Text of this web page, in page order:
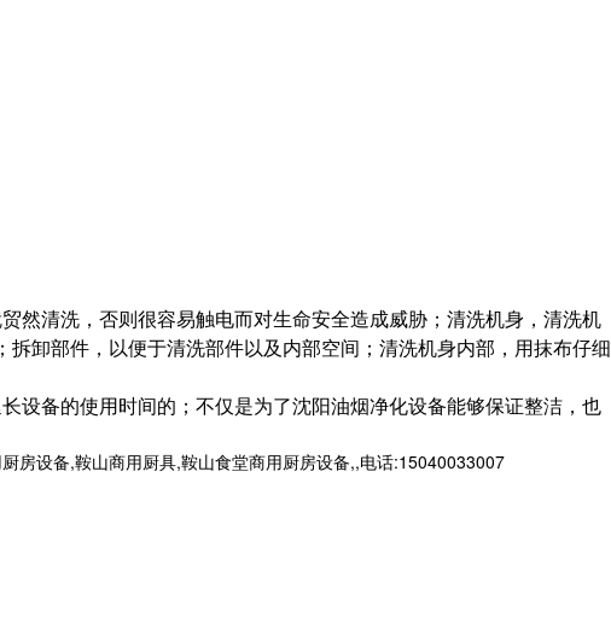
然清洗，否则很容易触电而对生命安全造成威胁；清洗机身，清洗机
卸部件，以便于清洗部件以及内部空间；清洗机身内部，用抹布仔细
备的使用时间的；不仅是为了沈阳油烟净化设备能够保证整洁，也
房设备,鞍山商用厨具,鞍山食堂商用厨房设备,,电话:15040033007